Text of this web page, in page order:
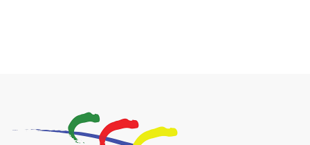
2026-07-23
猛龍長跑隊恆常練習 - 7月23日
（19:00開始）